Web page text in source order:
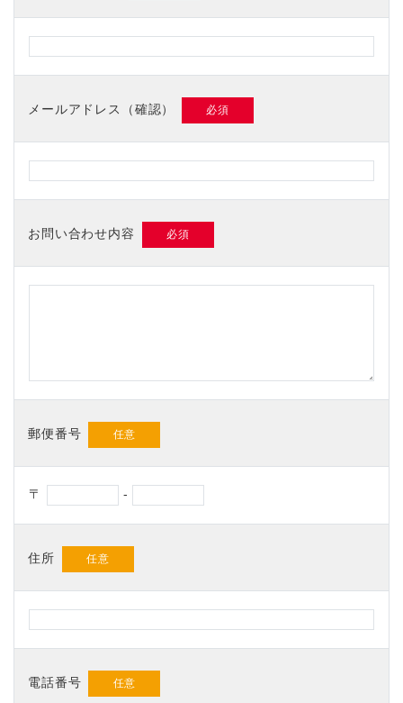
メールアドレス（確認）
お問い合わせ内容
郵便番号
〒 -
住所
電話番号